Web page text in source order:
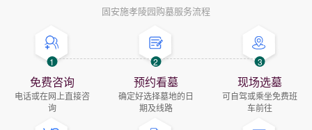
固安施孝陵园购墓服务流程
1
免费咨询
电话或在网上直接咨
询
2
预约看墓
确定好选择墓地的日
期及线路
3
现场选墓
可自驾或乘坐免费班
车前往